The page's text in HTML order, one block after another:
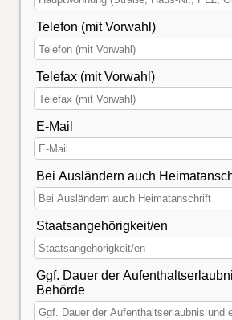
Telefon (mit Vorwahl)
Telefax (mit Vorwahl)
E-Mail
Bei Ausländern auch
Staatsangehörigkeit/en
Ggf. Dauer der
Behörde